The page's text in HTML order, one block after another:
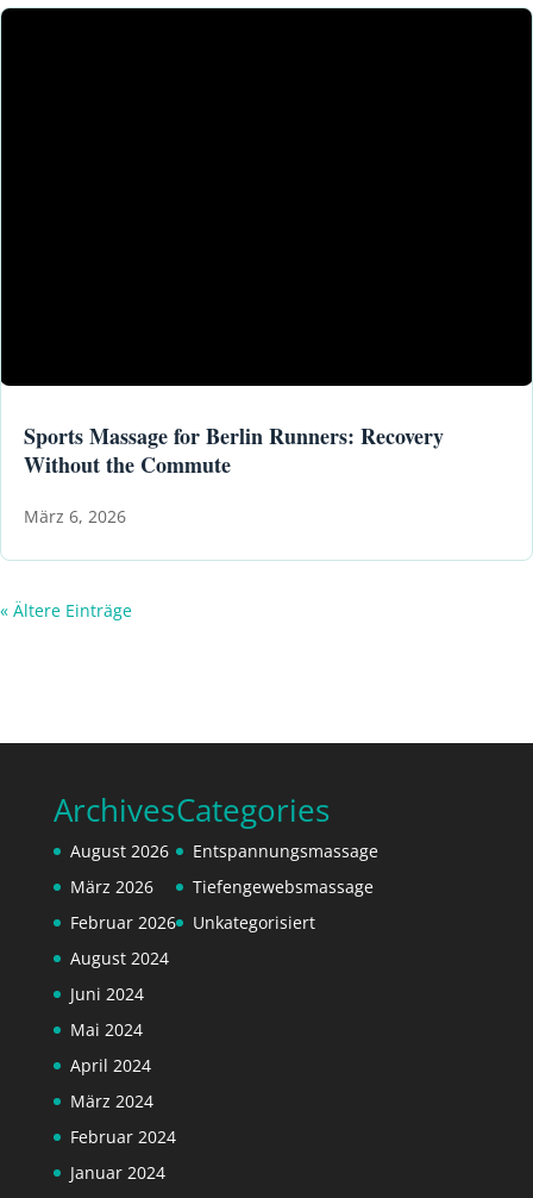
Sports Massage for Berlin Runners: Recovery
Without the Commute
März 6, 2026
« Ältere Einträge
Archives
August 2026
März 2026
Februar 2026
August 2024
Juni 2024
Mai 2024
April 2024
März 2024
Februar 2024
Januar 2024
Categories
Entspannungsmassage
Tiefengewebsmassage
Unkategorisiert